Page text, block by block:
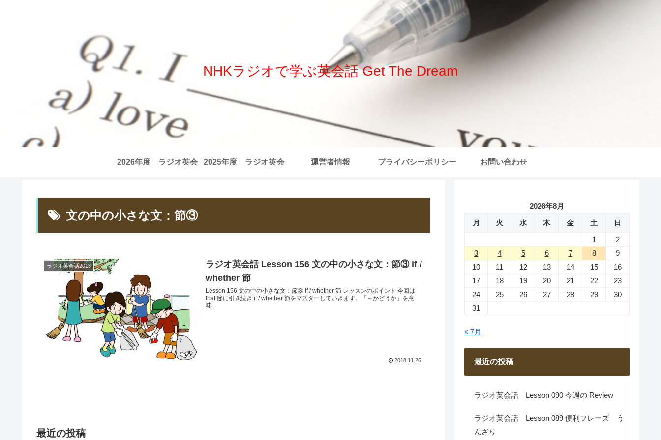
NHKラジオで学ぶ英会話 Get The Dream
2026年度 ラジオ英会 2025年度 ラジオ英会 運営者情報 プライバシーポリシー お問い合わせ
文の中の小さな文：節③
ラジオ英会話2018
ラジオ英会話 Lesson 156 文の中の小さな文：節③ if /
whether 節
Lesson 156 文の中の小さな文：節③ if / whether 節 レッスンのポイント 今回は
that 節に引き続き if / whether 節をマスターしていきます。「～かどうか」を意
味...
2018.11.26
最近の投稿
2026年8月
月
火 水 木 金 土
日
1
2
3
4 5 6 7 8
9
10
11 12 13 14 15
16
17
18 19 20 21 22
23
24
25 26 27 28 29
30
31
« 7月
最近の投稿
ラジオ英会話 Lesson 090 今週の Review
ラジオ英会話 Lesson 089 便利フレーズ う
んざり